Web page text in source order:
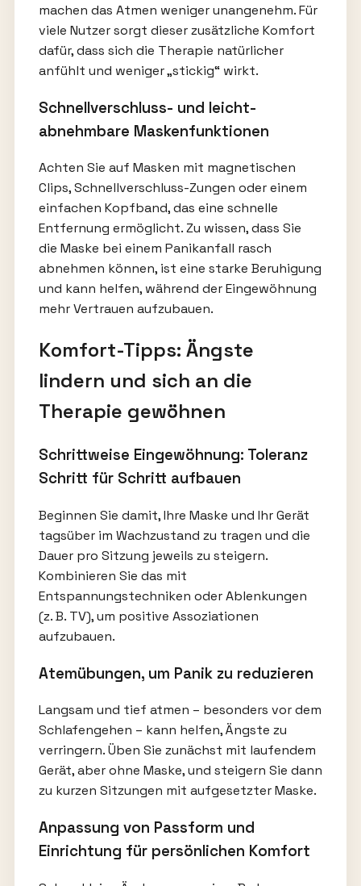
machen das Atmen weniger unangenehm. Für
viele Nutzer sorgt dieser zusätzliche Komfort
dafür, dass sich die Therapie natürlicher
anfühlt und weniger „stickig“ wirkt.
Schnellverschluss- und leicht-
abnehmbare Maskenfunktionen
Achten Sie auf Masken mit magnetischen
Clips, Schnellverschluss-Zungen oder einem
einfachen Kopfband, das eine schnelle
Entfernung ermöglicht. Zu wissen, dass Sie
die Maske bei einem Panikanfall rasch
abnehmen können, ist eine starke Beruhigung
und kann helfen, während der Eingewöhnung
mehr Vertrauen aufzubauen.
Komfort-Tipps: Ängste
lindern und sich an die
Therapie gewöhnen
Schrittweise Eingewöhnung: Toleranz
Schritt für Schritt aufbauen
Beginnen Sie damit, Ihre Maske und Ihr Gerät
tagsüber im Wachzustand zu tragen und die
Dauer pro Sitzung jeweils zu steigern.
Kombinieren Sie das mit
Entspannungstechniken oder Ablenkungen
(z. B. TV), um positive Assoziationen
aufzubauen.
Atemübungen, um Panik zu reduzieren
Langsam und tief atmen – besonders vor dem
Schlafengehen – kann helfen, Ängste zu
verringern. Üben Sie zunächst mit laufendem
Gerät, aber ohne Maske, und steigern Sie dann
zu kurzen Sitzungen mit aufgesetzter Maske.
Anpassung von Passform und
Einrichtung für persönlichen Komfort